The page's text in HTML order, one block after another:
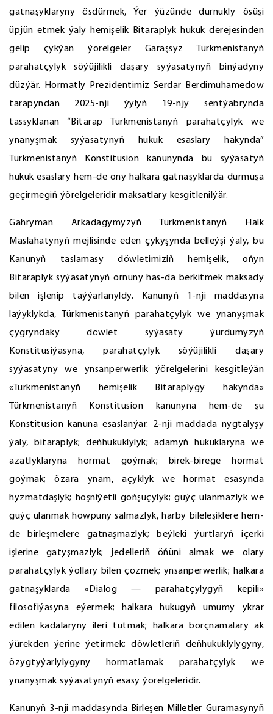
gatnaşyklaryny ösdürmek, Ýer ýüzünde durnukly ösüşi
üpjün etmek ýaly hemişelik Bitaraplyk hukuk derejesinden
gelip çykýan ýörelgeler Garaşsyz Türkmenistanyň
parahatçylyk söýüjilikli daşary syýasatynyň binýadyny
düzýär. Hormatly Prezidentimiz Serdar Berdimuhamedow
tarapyndan 2025-nji ýylyň 19-njy sentýabrynda
tassyklanan “Bitarap Türkmenistanyň parahatçylyk we
ynanyşmak syýasatynyň hukuk esaslary hakynda”
Türkmenistanyň Konstitusion kanunynda bu syýasatyň
hukuk esaslary hem-de ony halkara gatnaşyklarda durmuşa
geçirmegiň ýörelgeleridir maksatlary kesgitlenilýär.
Gahryman Arkadagymyzyň Türkmenistanyň Halk
Maslahatynyň mejlisinde eden çykyşynda belleýşi ýaly, bu
Kanunyň taslamasy döwletimiziň hemişelik, oňyn
Bitaraplyk syýasatynyň ornuny has-da berkitmek maksady
bilen işlenip taýýarlanyldy. Kanunyň 1-nji maddasyna
laýyklykda, Türkmenistanyň parahatçylyk we ynanyşmak
çygryndaky döwlet syýasaty ýurdumyzyň
Konstitusiýasyna, parahatçylyk söýüjilikli daşary
syýasatyny we ynsanperwerlik ýörelgelerini kesgitleýän
«Türkmenistanyň hemişelik Bitaraplygy hakynda»
Türkmenistanyň Konstitusion kanunyna hem-de şu
Konstitusion kanuna esaslanýar. 2-nji maddada nygtalyşy
ýaly, bitaraplyk; deňhukuklylyk; adamyň hukuklaryna we
azatlyklaryna hormat goýmak; birek-birege hormat
goýmak; özara ynam, açyklyk we hormat esasynda
hyzmatdaşlyk; hoşniýetli goňşuçylyk; güýç ulanmazlyk we
güýç ulanmak howpuny salmazlyk, harby bileleşiklere hem-
de birleşmelere gatnaşmazlyk; beýleki ýurtlaryň içerki
işlerine gatyşmazlyk; jedelleriň öňüni almak we olary
parahatçylyk ýollary bilen çözmek; ynsanperwerlik; halkara
gatnaşyklarda «Dialog — parahatçylygyň kepili»
filosofiýasyna eýermek; halkara hukugyň umumy ykrar
edilen kadalaryny ileri tutmak; halkara borçnamalary ak
ýürekden ýerine ýetirmek; döwletleriň deňhukuklylygyny,
özygtyýarlylygyny hormatlamak parahatçylyk we
ynanyşmak syýasatynyň esasy ýörelgeleridir.
Kanunyň 3-nji maddasynda Birleşen Milletler Guramasynyň